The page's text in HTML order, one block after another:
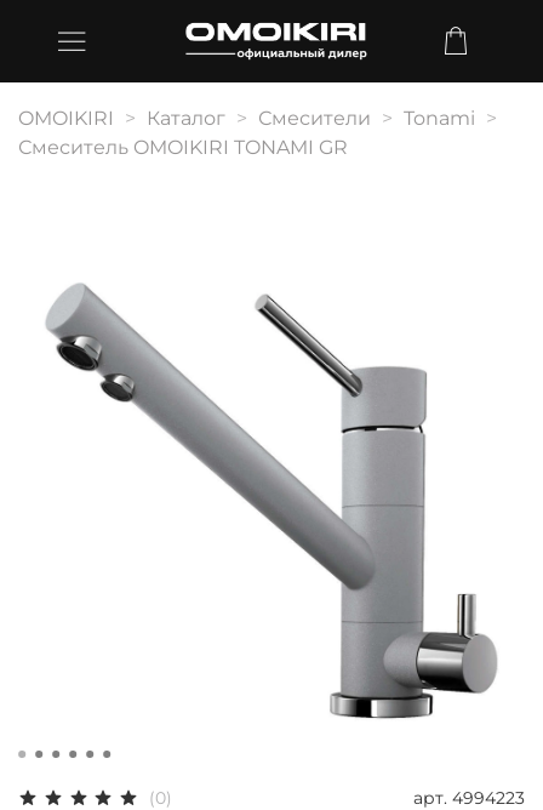
OMOIKIRI Каталог Смесители
Tonami
Смеситель OMOIKIRI TONAMI GR
(0) арт. 4994223